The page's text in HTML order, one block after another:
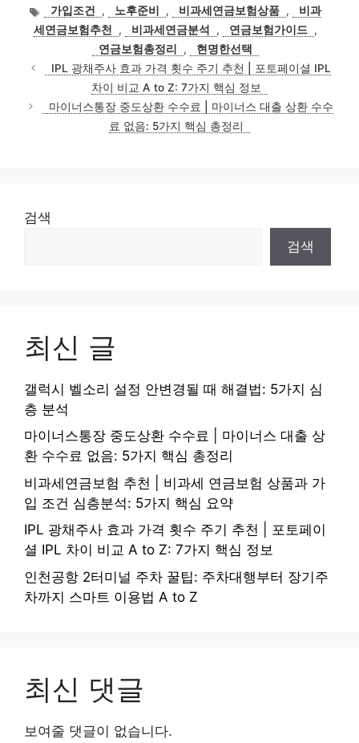
고
리
태
그
가입조건 , 노후준비 , 비과세연금보험상품 ,
비과
세연금보험추천
, 비과세연금분석 , 연금보험가이드 ,
연금보험총정리
,
현명한선택
IPL 광채주사 효과 가격 횟수 주기 추천 | 포토페이셜 IPL
차이 비교 A to Z: 7가지 핵심 정보
마이너스통장 중도상환 수수료 | 마이너스 대출 상환 수수
료 없음: 5가지 핵심 총정리
검색
검색
최신 글
갤럭시 벨소리 설정 안변경될 때 해결법: 5가지 심
층 분석
마이너스통장 중도상환 수수료 | 마이너스 대출 상
환 수수료 없음: 5가지 핵심 총정리
비과세연금보험 추천 | 비과세 연금보험 상품과 가
입 조건 심층분석: 5가지 핵심 요약
IPL 광채주사 효과 가격 횟수 주기 추천 | 포토페이
셜 IPL 차이 비교 A to Z: 7가지 핵심 정보
인천공항 2터미널 주차 꿀팁: 주차대행부터 장기주
차까지 스마트 이용법 A to Z
최신 댓글
보여줄 댓글이 없습니다.